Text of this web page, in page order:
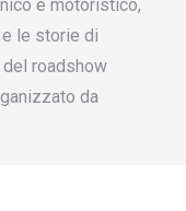
e motoristico,
le storie di
roadshow
da